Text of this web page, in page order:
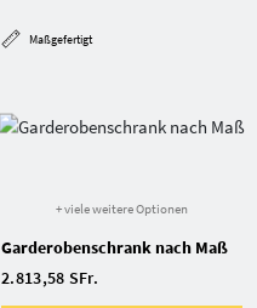
Maßgefertigt
+ viele weitere Optionen
Garderoben­schrank nach Maß
2.813,58 SFr.